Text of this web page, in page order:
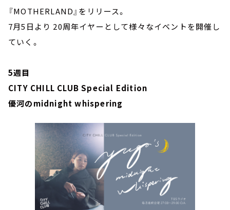
『MOTHERLAND』をリリース。
7月5日より 20周年イヤーとして様々なイベントを開催し
ていく。
5週目
CITY CHILL CLUB Special Edition
優河のmidnight whispering